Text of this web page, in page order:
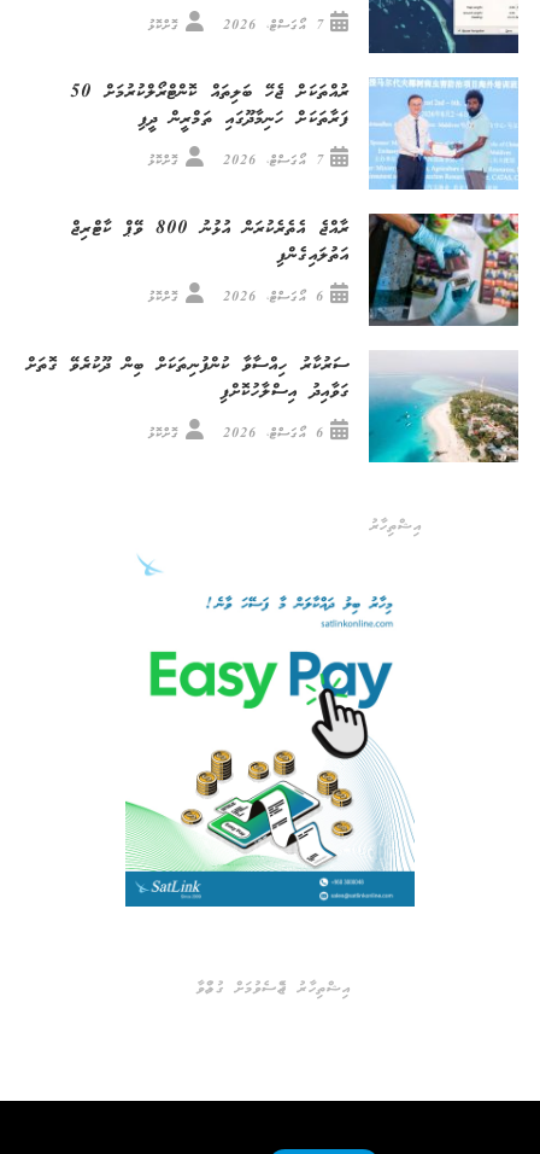
7 އޯގަސްޓް، 2026 ގޮށްކޮޅު
ރުއްތަކަށް ޖެހޭ ބަލިތައް ކޮންޓްރޯލްކުރުމަށް 50
ފަރާތަކަށް ހަނިމާދޫގައި ތަމްރީން ދީފި
7 އޯގަސްޓް، 2026 ގޮށްކޮޅު
ރާއްޖެ އެތެރެކުރަން އުޅުނު 800 ވޭޕް ކާޓްރިޖް
އަތުލައިގެންފި
6 އޯގަސްޓް، 2026 ގޮށްކޮޅު
ސަރުކާރު ހިއްސާވާ ކުންފުނިތަކަށް ބިން ދޫކުރެވޭ ގޮތަށް
ގަވާއިދު އިސްލާހުކޮށްފި
6 އޯގަސްޓް، 2026 ގޮށްކޮޅު
އިޝްތިހާރު
އިޝްތިހާރު ޖެއްސެވުމަށް ގުޅުއްވާ